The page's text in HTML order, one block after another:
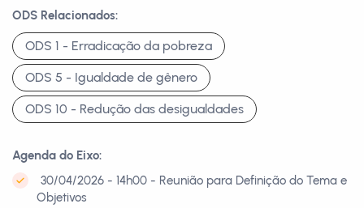
ODS Relacionados:
ODS 1 - Erradicação da pobreza
ODS 5 - Igualdade de gênero
ODS 10 - Redução das desigualdades
Agenda do Eixo:
30/04/2026 - 14h00 - Reunião para Definição do Tema e
Objetivos